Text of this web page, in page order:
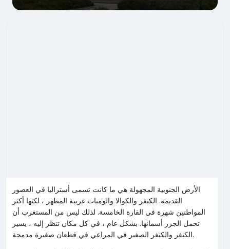
الأرض الجنوبية المجهولة هي ما كانت تسمى أستراليا في العصور
القديمة. الكنغر والكوالا والومبات غريبة المظهر ، لكنها أكثر
المواطنين شهرة في القارة الخامسة. لذلك ليس من المستغرب أن
تحمل الجزر أسمائها. بشكل عام ، في كل مكان تنظر إليه ، يسير
الكنغر والكنغر الصغير في المراعي في قطعان صغيرة مدمجة.